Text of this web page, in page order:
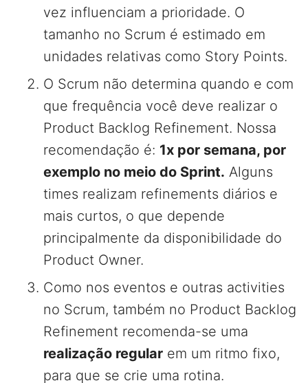
vez influenciam a prioridade. O
tamanho no Scrum é estimado em
unidades relativas como Story Points.
O Scrum não determina quando e com
que frequência você deve realizar o
Product Backlog Refinement. Nossa
recomendação é: 1x por semana, por
exemplo no meio do Sprint. Alguns
times realizam refinements diários e
mais curtos, o que depende
principalmente da disponibilidade do
Product Owner.
Como nos eventos e outras activities
no Scrum, também no Product Backlog
Refinement recomenda-se uma
realização regular em um ritmo fixo,
para que se crie uma rotina.